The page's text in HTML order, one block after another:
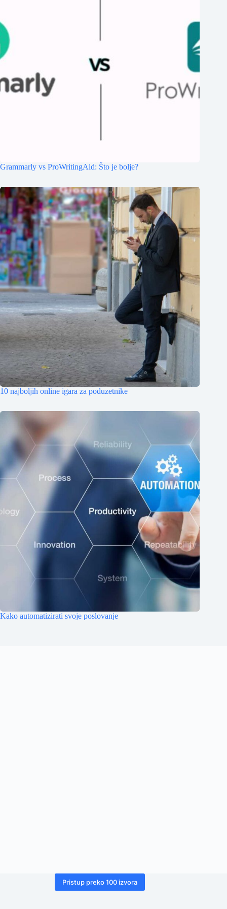
Grammarly vs ProWritingAid: Što je bolje?
10 najboljih online igara za poduzetnike
Kako automatizirati svoje poslovanje
Pristup preko 100 izvora